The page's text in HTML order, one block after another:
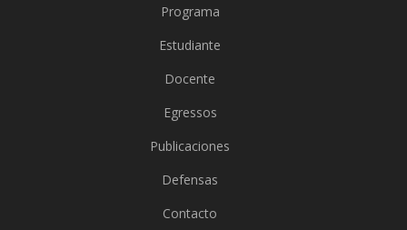
Programa
Estudiante
Docente
Egressos
Publicaciones
Defensas
Contacto